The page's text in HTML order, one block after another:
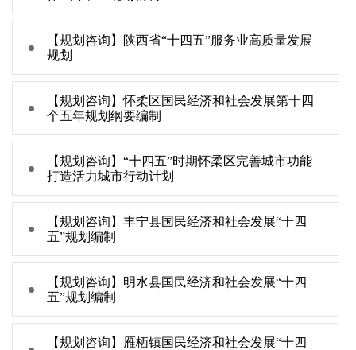
【规划咨询】陕西省“十四五”服务业高质量发展
规划
【规划咨询】怀柔区国民经济和社会发展第十四
个五年规划纲要编制
【规划咨询】“十四五”时期怀柔区完善城市功能
打造活力城市行动计划
【规划咨询】丰宁县国民经济和社会发展“十四
五”规划编制
【规划咨询】明水县国民经济和社会发展“十四
五”规划编制
【规划咨询】雁栖镇国民经济和社会发展“十四